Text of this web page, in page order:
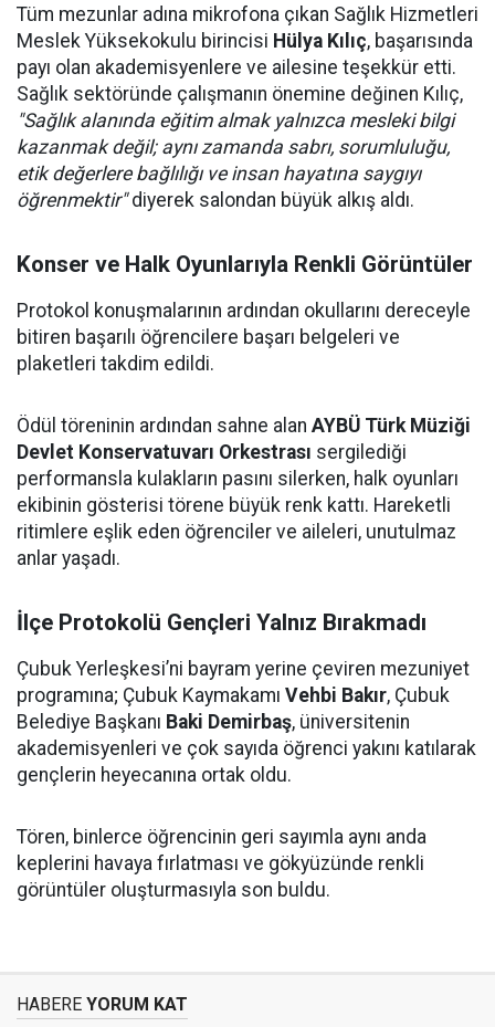
Tüm mezunlar adına mikrofona çıkan Sağlık Hizmetleri
Meslek Yüksekokulu birincisi Hülya Kılıç, başarısında
payı olan akademisyenlere ve ailesine teşekkür etti.
Sağlık sektöründe çalışmanın önemine değinen Kılıç,
"Sağlık alanında eğitim almak yalnızca mesleki bilgi
kazanmak değil; aynı zamanda sabrı, sorumluluğu,
etik değerlere bağlılığı ve insan hayatına saygıyı
öğrenmektir"diyerek salondan büyük alkış aldı.
Konser ve Halk Oyunlarıyla Renkli Görüntüler
Protokol konuşmalarının ardından okullarını dereceyle
bitiren başarılı öğrencilere başarı belgeleri ve
plaketleri takdim edildi.
Ödül töreninin ardından sahne alan AYBÜ Türk Müziği
Devlet Konservatuvarı Orkestrası sergilediği
performansla kulakların pasını silerken, halk oyunları
ekibinin gösterisi törene büyük renk kattı. Hareketli
ritimlere eşlik eden öğrenciler ve aileleri, unutulmaz
anlar yaşadı.
İlçe Protokolü Gençleri Yalnız Bırakmadı
Çubuk Yerleşkesi’ni bayram yerine çeviren mezuniyet
programına; Çubuk Kaymakamı Vehbi Bakır, Çubuk
Belediye Başkanı Baki Demirbaş, üniversitenin
akademisyenleri ve çok sayıda öğrenci yakını katılarak
gençlerin heyecanına ortak oldu.
Tören, binlerce öğrencinin geri sayımla aynı anda
keplerini havaya fırlatması ve gökyüzünde renkli
görüntüler oluşturmasıyla son buldu.
HABERE YORUM KAT